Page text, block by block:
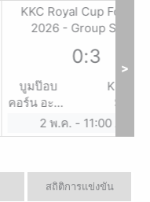
KKC Royal Cup
2026 - Group Stage
บูมป๊อบ
คอร์น อะคา
เดมี่
0:3
KDC x
2 พ.ค. - 11:00 AM
>
สถิติการแข่งขัน